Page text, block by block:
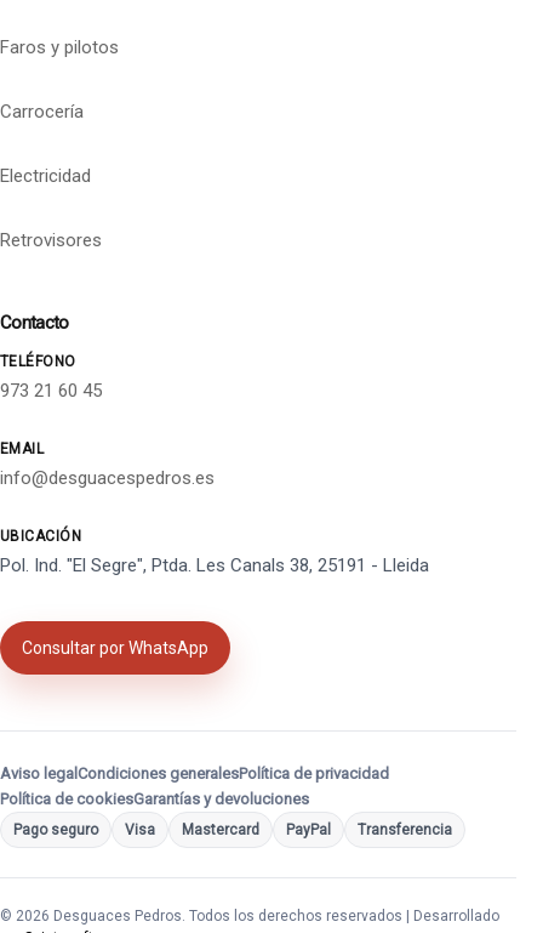
Faros y pilotos
Carrocería
Electricidad
Retrovisores
Contacto
TELÉFONO
973 21 60 45
EMAIL
info@desguacespedros.es
UBICACIÓN
Pol. Ind. "El Segre", Ptda. Les Canals 38, 25191 - Lleida
Consultar por WhatsApp
Aviso legal Condiciones generalesPolítica de privacidad
Política de cookiesGarantías y devoluciones
Pago seguro Visa Mastercard PayPal Transferencia
© 2026 Desguaces Pedros. Todos los derechos reservados | Desarrollado